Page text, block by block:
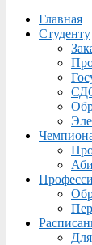
Menu
Главная
Студенту